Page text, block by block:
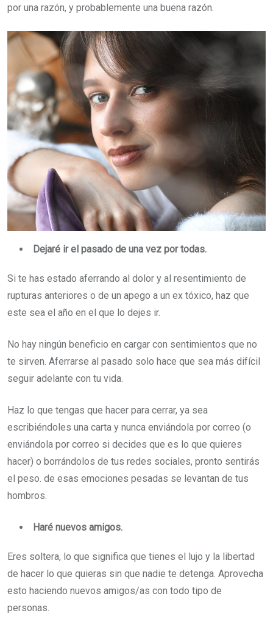
por una razón, y probablemente una buena razón.
Dejaré ir el pasado de una vez por todas.
Si te has estado aferrando al dolor y al resentimiento de
rupturas anteriores o de un apego a un ex tóxico, haz que
este sea el año en el que lo dejes ir.
No hay ningún beneficio en cargar con sentimientos que no
te sirven. Aferrarse al pasado solo hace que sea más difícil
seguir adelante con tu vida.
Haz lo que tengas que hacer para cerrar, ya sea
escribiéndoles una carta y nunca enviándola por correo (o
enviándola por correo si decides que es lo que quieres
hacer) o borrándolos de tus redes sociales, pronto sentirás
el peso. de esas emociones pesadas se levantan de tus
hombros.
Haré nuevos amigos.
Eres soltera, lo que significa que tienes el lujo y la libertad
de hacer lo que quieras sin que nadie te detenga. Aprovecha
esto haciendo nuevos amigos/as con todo tipo de
personas.